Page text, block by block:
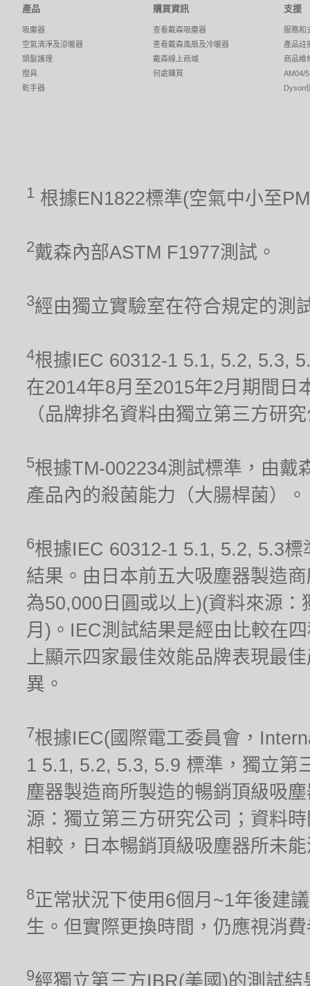
產品
吸塵器
空氣清淨及涼暖器
頭髮護理
燈具
乾手器
購買資訊
查看戴森吸塵器
查看戴森風扇及冷暖器
戴森線上商城
何處購買
支援
服務和
產品註
商品維
AM04/
Dyson
1 根據EN1822標準(空氣中小至
2戴森內部ASTM F1977測試。
3經由獨立實驗室在符合規定的測
4根據IEC 60312-1 5.1, 5.2, 5.3,
在2014年8月至2015年2月期間日
（品牌排名資料由獨立第三方研
5根據TM-002234測試標準，由戴
產品內的殺菌能力（大腸桿菌）。
6根據IEC 60312-1 5.1, 5.2, 5.3
結果。由日本前五大吸塵器製造
為50,000日圓或以上)(資料來源
月)。IEC測試結果是經由比較在
上顯示四家最佳效能品牌表現最
異。
7根據IEC(國際電工委員會，
1 5.1, 5.2, 5.3, 5.9 標準，獨立第
塵器製造商所製造的暢銷頂級吸
源：獨立第三方研究公司；資料
相較，日本暢銷頂級吸塵器所未
8正常狀況下使用6個月~1年後建
生。但實際更換時間，仍應視消
9經獨立第三方IBR(美國)的測試